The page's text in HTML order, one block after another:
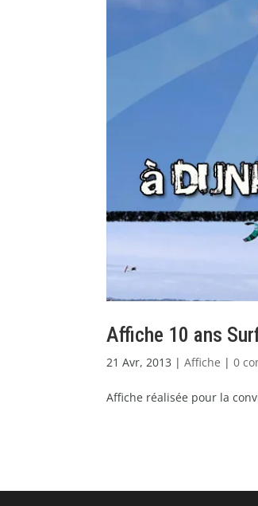
Affiche 10 ans
21 Avr, 2013 |Affiche |0
Affiche réalisée pour la